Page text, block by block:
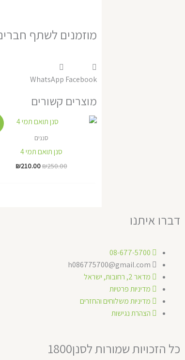
מוזמנים לשתף
Facebook
WhatsApp
מוצרים קשורים
סננים
סנן תואם תמי 4
₪250.00
המחיר
המקורי
היה:
₪210.00
המחיר
דברו איתנו
08-677-5700
h086775700@gmail.com
מדאר 2, רחובות, ישראל
מדיניות פרטיות
מדיניות משלוחים והחזרים
הצהרת נגישות
כל הזכויות שמורות לסנן1800